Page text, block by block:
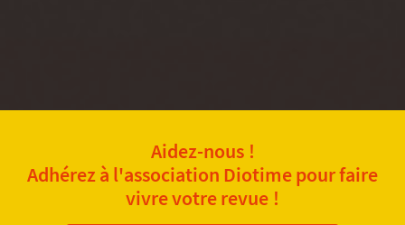
Aidez-nous !
Adhérez à l'association Diotime pour faire
vivre votre revue !